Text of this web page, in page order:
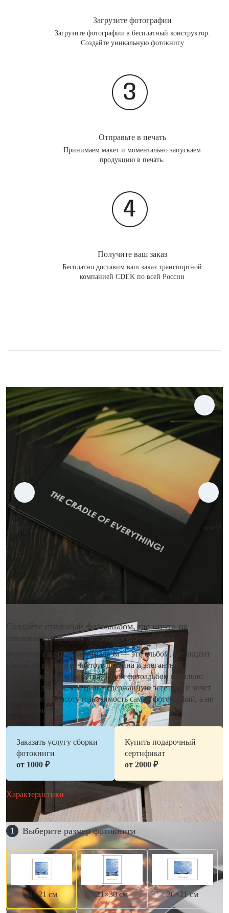
Загрузите фотографии
Загрузите фотографии в бесплатный конструктор.
Создайте уникальную фотокнигу
Отправьте в печать
Принимаем макет и моментально запускаем
продукцию в печать.
Получите ваш заказ
Бесплатно доставим ваш заказ транспортной
компанией CDEK по всей России
Создайте стильный фотоальбом, где ничто не
отвлекает от ваших любимых фотографий
Фотокнига в стиле минимализм — это альбом, где акцент
сделан на простоте, чистоте дизайна и элегантной
организации пространства. Такой фотоальбом идеально
подходит для тех, кто ценит сдержанную эстетику и хочет
подчеркнуть красоту и значимость самих фотографий, а не
их оформление.
Заказать услугу сборки
фотокниги
от 1000 ₽
Купить подарочный
сертификат
от 2000 ₽
Характеристики
1 Выберите размер фотокниги
21×21 см 21×30 см 30×21 см